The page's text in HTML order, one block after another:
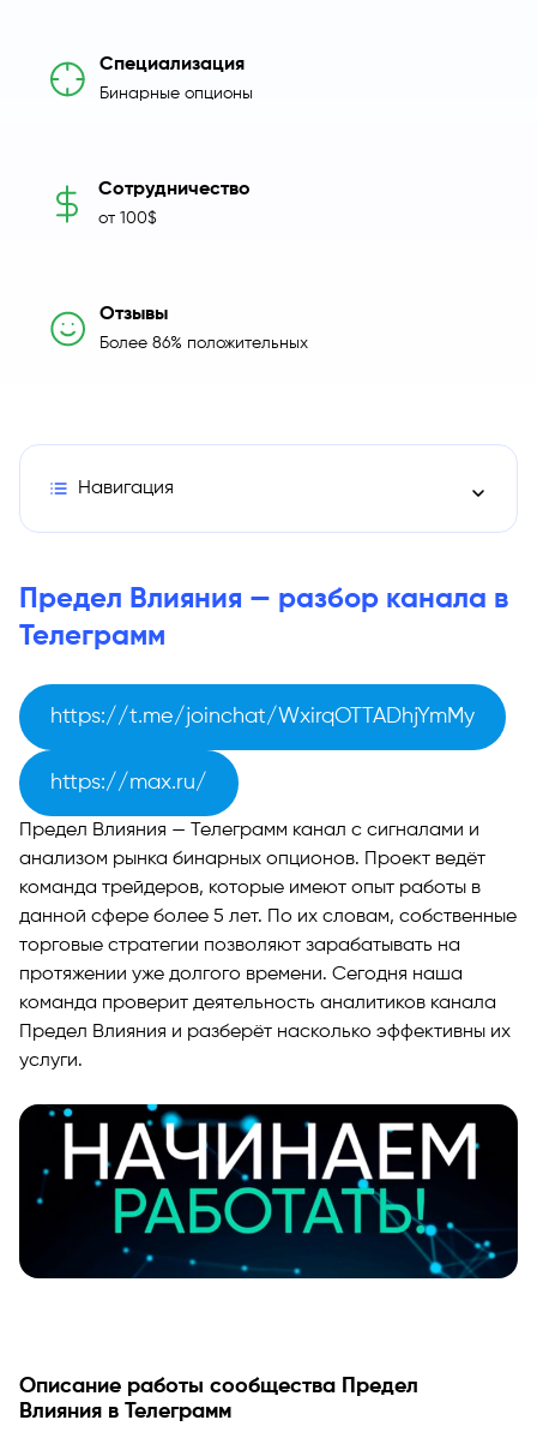
Специализация
Бинарные опционы
Сотрудничество
от 100$
Отзывы
Более 86% положительных
Навигация
Как стать партнером проекта Предел Влияния?
Стейтмент аналитиков Предел Влияния и отчёты в
Отзывы о проекте Предел Влияния
Вывод о работе проекта Предел Влияния в
Отзывы
Предел Влияния — разбор канала в
Телеграмм
https://t.me/joinchat/WxirqOTTADhjYmMy
https://max.ru/
Предел Влияния — Телеграмм канал с сигналами и
анализом рынка бинарных опционов. Проект ведёт
команда трейдеров, которые имеют опыт работы в
данной сфере более 5 лет. По их словам, собственные
торговые стратегии позволяют зарабатывать на
протяжении уже долгого времени. Сегодня наша
команда проверит деятельность аналитиков канала
Предел Влияния и разберёт насколько эффективны их
услуги.
Описание работы сообщества Предел
Влияния в Телеграмм